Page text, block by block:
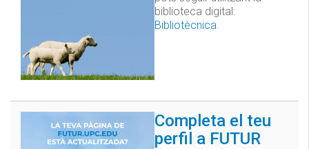
biblioteca digital:
Bibliotècnica
Completa el teu
perfil a FUTUR